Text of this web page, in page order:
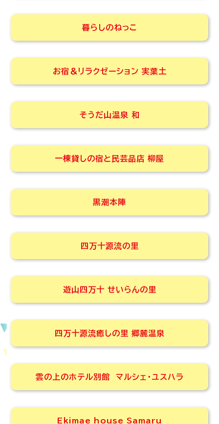
暮らしのねっこ
お宿＆リラクゼーション 実葉土
そうだ山温泉 和
一棟貸しの宿と民芸品店 柳屋
黒潮本陣
四万十源流の里
遊山四万十 せいらんの里
四万十源流癒しの里 郷麓温泉
雲の上のホテル別館 マルシェ・ユスハラ
Ekimae house Samaru